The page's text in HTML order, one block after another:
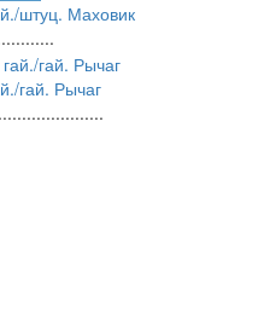
штуц. Маховик
гай. Рычаг